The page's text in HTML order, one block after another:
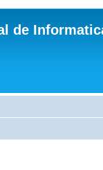
de